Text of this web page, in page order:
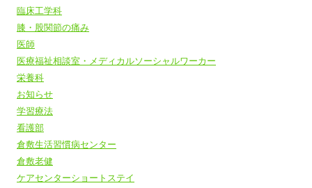
臨床工学科
膝・股関節の痛み
医師
医療福祉相談室・メディカルソーシャルワーカー
栄養科
お知らせ
学習療法
看護部
倉敷生活習慣病センター
倉敷老健
ケアセンターショートステイ